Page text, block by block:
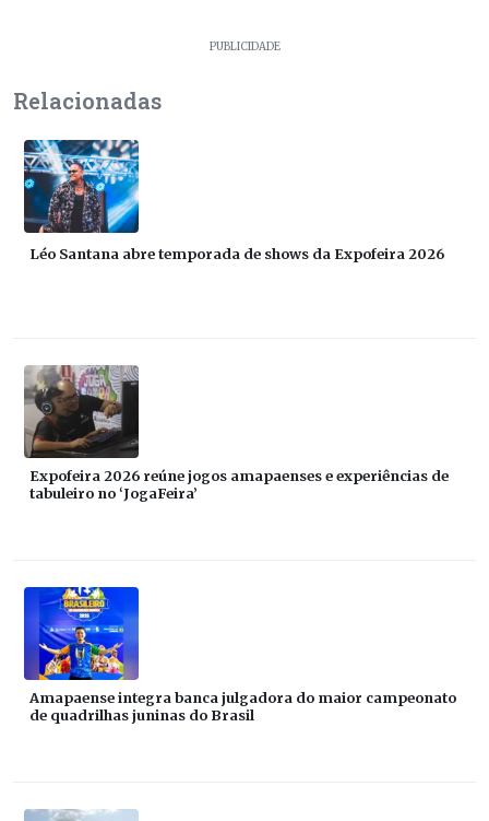
PUBLICIDADE
Relacionadas
Léo Santana abre temporada de shows da Expofeira 2026
Expofeira 2026 reúne jogos amapaenses e experiências de
tabuleiro no ‘JogaFeira’
Amapaense integra banca julgadora do maior campeonato
de quadrilhas juninas do Brasil